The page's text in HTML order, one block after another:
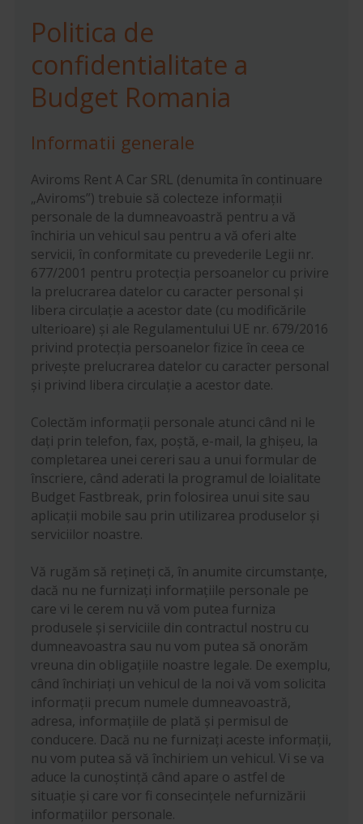
Politica de
confidentialitate a
Budget Romania
Informatii generale
Aviroms Rent A Car SRL (denumita în continuare
„Aviroms”) trebuie să colecteze informații
personale de la dumneavoastră pentru a vă
închiria un vehicul sau pentru a vă oferi alte
servicii, în conformitate cu prevederile Legii nr.
677/2001 pentru protecția persoanelor cu privire
la prelucrarea datelor cu caracter personal și
libera circulație a acestor date (cu modificările
ulterioare) și ale Regulamentului UE nr. 679/2016
privind protecția persoanelor fizice în ceea ce
privește prelucrarea datelor cu caracter personal
și privind libera circulație a acestor date.
Colectăm informații personale atunci când ni le
dați prin telefon, fax, poștă, e-mail, la ghișeu, la
completarea unei cereri sau a unui formular de
înscriere, când aderati la programul de loialitate
Budget Fastbreak, prin folosirea unui site sau
aplicații mobile sau prin utilizarea produselor și
serviciilor noastre.
Vă rugăm să rețineți că, în anumite circumstanțe,
dacă nu ne furnizați informațiile personale pe
care vi le cerem nu vă vom putea furniza
produsele și serviciile din contractul nostru cu
dumneavoastra sau nu vom putea să onorăm
vreuna din obligațiile noastre legale. De exemplu,
când închiriați un vehicul de la noi vă vom solicita
informații precum numele dumneavoastră,
adresa, informațiile de plată și permisul de
conducere. Dacă nu ne furnizați aceste informații,
nu vom putea să vă închiriem un vehicul. Vi se va
aduce la cunoștință când apare o astfel de
situație și care vor fi consecințele nefurnizării
informațiilor personale.